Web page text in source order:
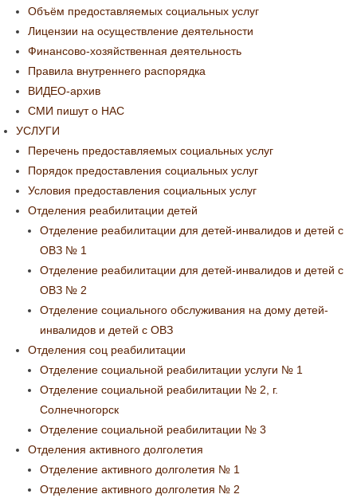
Объём предоставляемых социальных услуг
Лицензии на осуществление деятельности
Финансово-хозяйственная деятельность
Правила внутреннего распорядка
ВИДЕО-архив
СМИ пишут о НАС
УСЛУГИ
Перечень предоставляемых социальных услуг
Порядок предоставления социальных услуг
Условия предоставления социальных услуг
Отделения реабилитации детей
Отделение реабилитации для детей-инвалидов и детей с
ОВЗ № 1
Отделение реабилитации для детей-инвалидов и детей с
ОВЗ № 2
Отделение социального обслуживания на дому детей-
инвалидов и детей с ОВЗ
Отделения соц реабилитации
Отделение социальной реабилитации услуги № 1
Отделение социальной реабилитации № 2, г.
Солнечногорск
Отделение социальной реабилитации № 3
Отделения активного долголетия
Отделение активного долголетия № 1
Отделение активного долголетия № 2